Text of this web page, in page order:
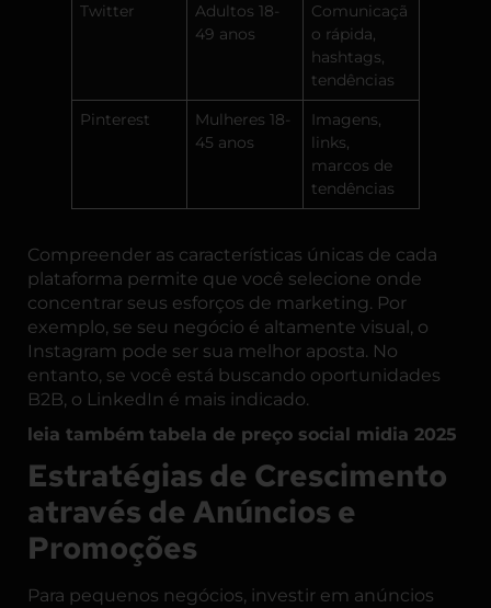
Twitter
Adultos 18-
49 anos
Comunicaçã
o rápida,
hashtags,
tendências
Pinterest
Mulheres 18-
45 anos
Imagens,
links,
marcos de
tendências
Compreender as características únicas de cada
plataforma permite que você selecione onde
concentrar seus esforços de marketing. Por
exemplo, se seu negócio é altamente visual, o
Instagram pode ser sua melhor aposta. No
entanto, se você está buscando oportunidades
B2B, o LinkedIn é mais indicado.
leia também tabela de preço social midia 2025
Estratégias de Crescimento
através de Anúncios e
Promoções
Para pequenos negócios, investir em anúncios